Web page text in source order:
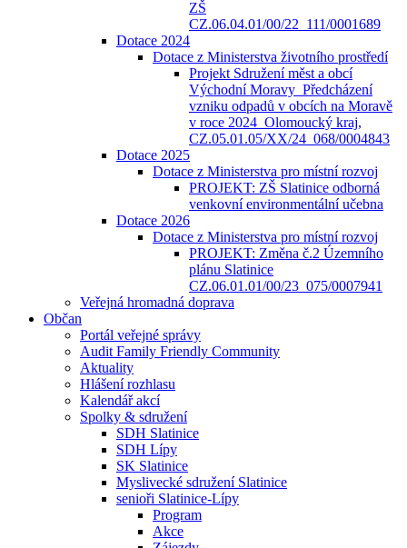
ZŠ
CZ.06.04.01/00/22_111/0001689
Dotace 2024
Dotace z Ministerstva životního prostředí
Projekt Sdružení měst a obcí
Východní Moravy_Předcházení
vzniku odpadů v obcích na Moravě
v roce 2024_Olomoucký kraj,
CZ.05.01.05/XX/24_068/0004843
Dotace 2025
Dotace z Ministerstva pro místní rozvoj
PROJEKT: ZŠ Slatinice odborná
venkovní environmentální učebna
Dotace 2026
Dotace z Ministerstva pro místní rozvoj
PROJEKT: Změna č.2 Územního
plánu Slatinice
CZ.06.01.01/00/23_075/0007941
Veřejná hromadná doprava
Občan
Portál veřejné správy
Audit Family Friendly Community
Aktuality
Hlášení rozhlasu
Kalendář akcí
Spolky & sdružení
SDH Slatinice
SDH Lípy
SK Slatinice
Myslivecké sdružení Slatinice
senioři Slatinice-Lípy
Program
Akce